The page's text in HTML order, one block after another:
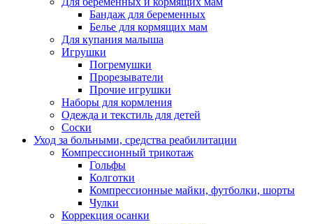
Бандаж для беременных
Белье для кормящих мам
Для купания малыша
Игрушки
Погремушки
Прорезыватели
Прочие игрушки
Наборы для кормления
Одежда и текстиль для детей
Соски
Уход за больными, средства реабилитации
Компрессионный трикотаж
Гольфы
Колготки
Компрессионные майки, футболки, шорты
Чулки
Коррекция осанки